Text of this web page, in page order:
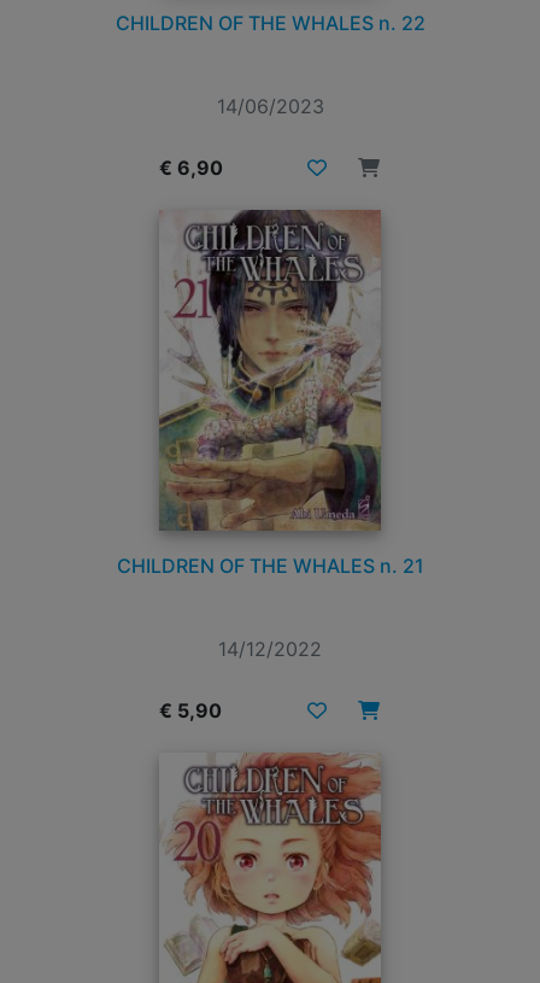
CHILDREN OF THE WHALES n. 22
14/06/2023
€ 6,90
CHILDREN OF THE WHALES n. 21
14/12/2022
€ 5,90